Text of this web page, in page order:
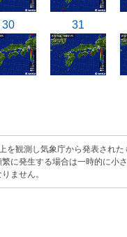
30 31
観測し気象庁から発表された
に発生する場合は一時的に小
ません。